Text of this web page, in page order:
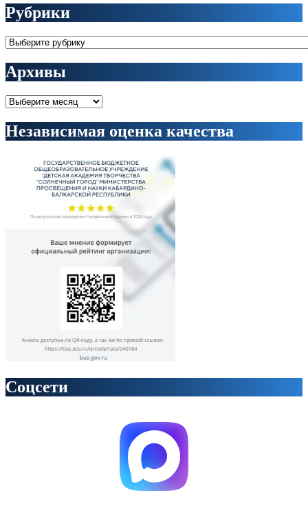
Рубрики
Рубрики
Архивы
Архивы
Независимая оценка качества
Соцсети